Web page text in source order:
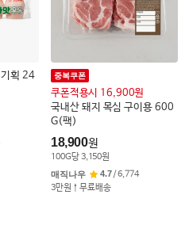
획 24
국내산 돼지 목심 구이용 600
G(팩)
중복쿠폰
쿠폰적용시 16,900원
18,900원
100G당3,150원
매직나우
4.7/6,774
3만원↑무료배송